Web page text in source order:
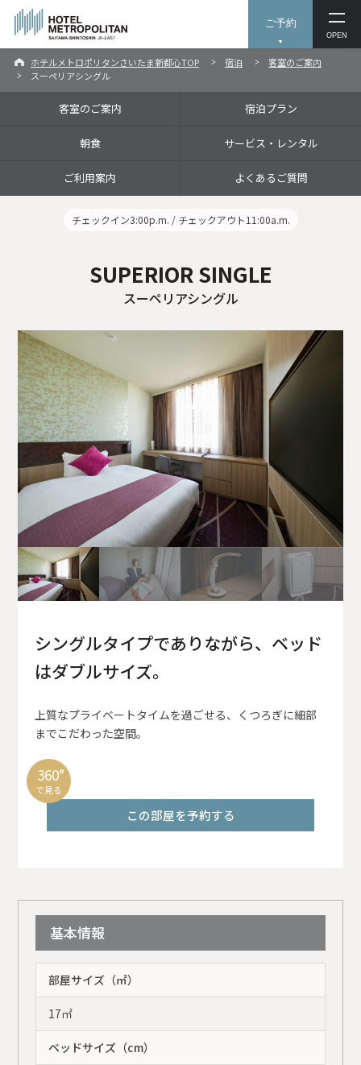
ご予約
OPEN
ホテルメトロポリタンさいたま新都心TOP 宿泊
客室のご案内
スーペリアシングル
客室のご案内 宿泊プラン
朝食 サービス・レンタル
ご利用案内 よくあるご質問
チェックイン3:00p.m. / チェックアウト11:00a.m.
SUPERIOR SINGLE
スーペリアシングル
360°
で見る
シングルタイプでありながら、ベッド
はダブルサイズ。
上質なプライベートタイムを過ごせる、くつろぎに細部
までこだわった空間。
この部屋を予約する
基本情報
部屋サイズ（㎡）
17㎡
ベッドサイズ（cm）